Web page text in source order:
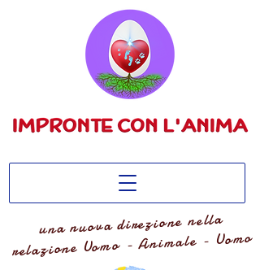
una nuova direzione nella
relazione Uomo - Animale - Uomo